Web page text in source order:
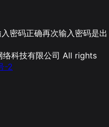
密码正确再次输入密码是出
科技有限公司 All rights
-2